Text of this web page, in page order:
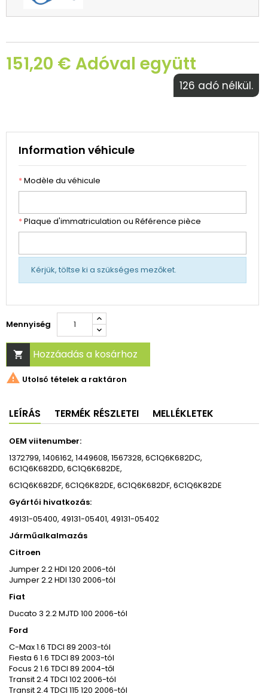
151,20 € Adóval együtt
126 adó nélkül.
Information véhicule
*Modèle du véhicule
*Plaque d'immatriculation ou Référence pièce
Kérjük, töltse ki a szükséges mezőket.
Mennyiség
 Hozzáadás a kosárhoz
 Utolsó tételek a raktáron
LEÍRÁS TERMÉK RÉSZLETEI MELLÉKLETEK
OEM viitenumber:
1372799, 1406162, 1449608, 1567328, 6C1Q6K682DC,
6C1Q6K682DD, 6C1Q6K682DE,
6C1Q6K682DF, 6C1Q6K82DE, 6C1Q6K682DF, 6C1Q6K82DE
Gyártói hivatkozás:
49131-05400, 49131-05401, 49131-05402
Járműalkalmazás
Citroen
Jumper 2.2 HDI 120 2006-tól
Jumper 2.2 HDI 130 2006-tól
Fiat
Ducato 3 2.2 MJTD 100 2006-tól
Ford
C-Max 1.6 TDCI 89 2003-tól
Fiesta 6 1.6 TDCI 89 2003-tól
Focus 2 1.6 TDCI 89 2004-től
Transit 2.4 TDCI 102 2006-tól
Transit 2.4 TDCI 115 120 2006-tól